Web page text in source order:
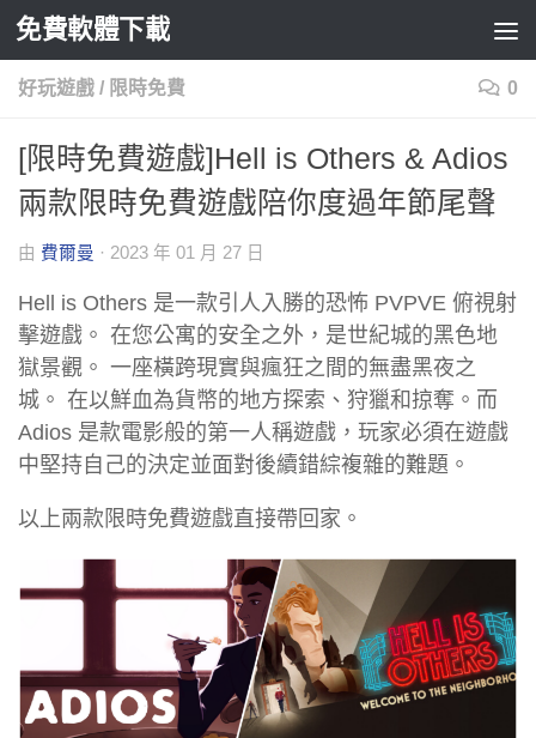
Skip to content
免費軟體下載
好玩遊戲 / 限時免費 0
[限時免費遊戲]Hell is Others & Adios
兩款限時免費遊戲陪你度過年節尾聲
由 費爾曼 · 2023 年 01 月 27 日
Hell is Others 是一款引人入勝的恐怖 PVPVE 俯視射
擊遊戲。 在您公寓的安全之外，是世紀城的黑色地
獄景觀。 一座橫跨現實與瘋狂之間的無盡黑夜之
城。 在以鮮血為貨幣的地方探索、狩獵和掠奪。而
Adios 是款電影般的第一人稱遊戲，玩家必須在遊戲
中堅持自己的決定並面對後續錯綜複雜的難題。
以上兩款限時免費遊戲直接帶回家。